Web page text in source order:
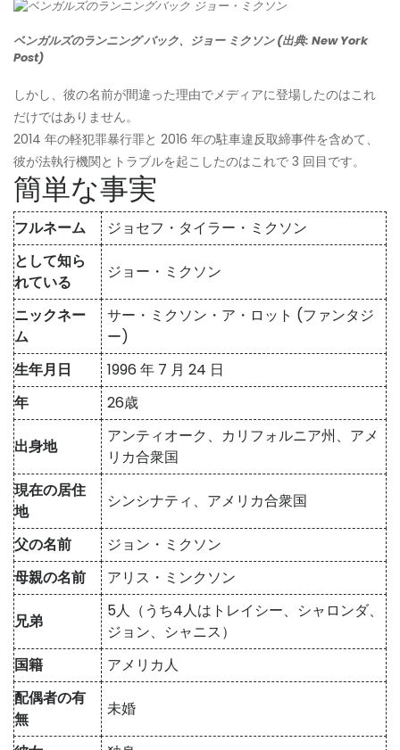
ベンガルズのランニング バック、ジョー ミクソン (出典: New York
Post)
しかし、彼の名前が間違った理由でメディアに登場したのはこれ
だけではありません。
2014 年の軽犯罪暴行罪と 2016 年の駐車違反取締事件を含めて、
彼が法執行機関とトラブルを起こしたのはこれで 3 回目です。
簡単な事実
フルネーム
ジョセフ・タイラー・ミクソン
として知ら
れている
ジョー・ミクソン
ニックネー
ム
サー・ミクソン・ア・ロット (ファンタジ
ー)
生年月日
1996 年 7 月 24 日
年
26歳
出身地
アンティオーク、カリフォルニア州、アメ
リカ合衆国
現在の居住
地
シンシナティ、アメリカ合衆国
父の名前
ジョン・ミクソン
母親の名前
アリス・ミンクソン
兄弟
5人（うち4人はトレイシー、シャロンダ、
ジョン、シャニス）
国籍
アメリカ人
配偶者の有
無
未婚